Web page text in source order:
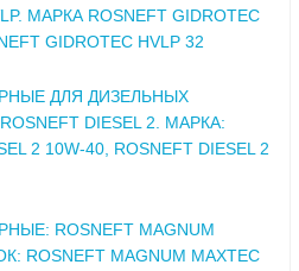
МАРКА ROSNEFT GIDROTEC
GIDROTEC HVLP 32
ДЛЯ ДИЗЕЛЬНЫХ
DIESEL 2. МАРКА:
2 10W-40, ROSNEFT DIESEL 2
ROSNEFT MAGNUM
ROSNEFT MAGNUM MAXTEC